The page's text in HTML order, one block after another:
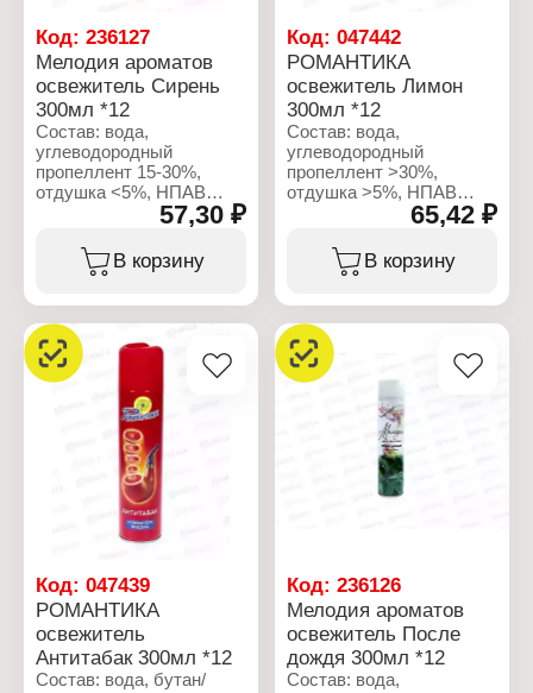
денатурированный 30%,
пропил
Объем: 300 мл
Код: 236127
Мелодия ароматов
освежитель Сирень
300мл *12
Состав: вода,
углеводородный
пропеллент 15-30%,
отдушка <5%, НПАВ
<5%, консерванты <5%,
пропиленгликоль <5%,
гексилциннамаль,
линалоол
Производитель: Сибиар
Бренд: Мелодия
ароматов
Тип товара: Освежитель
Название: "Сирень"
Форма выпуска:
Объем: 300 мл
57,30 ₽
В корзину
Код:047442
РОМАНТИКА
освежитель Лимон
300мл *12
Состав: вода,
углеводородный
пропеллент >30%,
отдушка >5%, НПАВ
<5%, консерванты <5%,
пропиленгликоль <5%,
лимонен,цитраль,
гексилциннамаль,
Характеристики:
Производитель: Сибиар
Бренд: Романтика
Тип товара: Освежитель
Название: "Лимон"
Форма выпуска:
Объем: 300 мл
65,42 ₽
В корзину
Код: 047439
РОМАНТИКА
освежитель
Антитабак 300мл *12
Состав: вода, бутан/
Код:236126
Мелодия ароматов
освежитель После
дождя 300мл *12
Состав: вода,